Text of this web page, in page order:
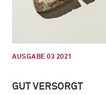
AUSGABE 03 2021
GUT VERSORGT